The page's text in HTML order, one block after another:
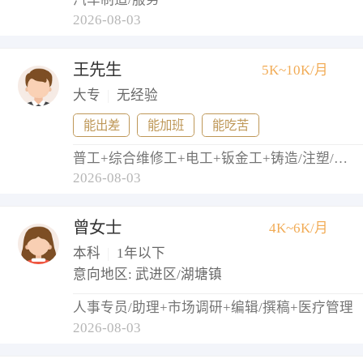
2026-08-03
王先生
5K~10K/月
大专
无经验
能出差 能加班 能吃苦
普工+综合维修工+电工+钣金工+铸造/注塑/模具工
2026-08-03
曾女士
4K~6K/月
本科
1年以下
意向地区: 武进区/湖塘镇
人事专员/助理+市场调研+编辑/撰稿+医疗管理
2026-08-03